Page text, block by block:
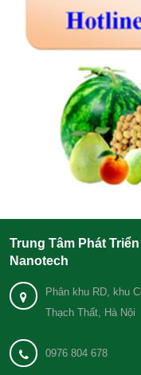
Trung Tâm Phát
Nanotech
Phân khu RD, khu
Thạch Thất, Hà Nội
0976 804 678